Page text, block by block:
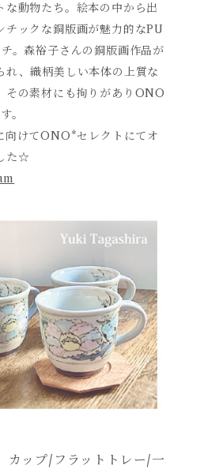
な動物たち。絵本の中から出
チックな銅版画が魅力的なPU
。森裕子さんの銅版画作品が
れ、織柄美しい本体の上質な
その素材にも拘りがありONO
。
向けてONO*セレクトにてオ
た☆
カップ/フラットトレー/一